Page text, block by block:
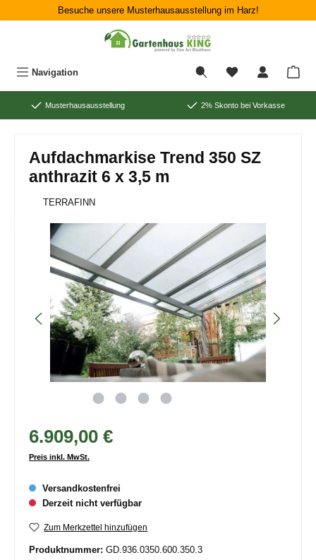
Zum Hauptinhalt springenBesuche unsere Musterhausausstellung im Harz!
Navigation
Musterhausausstellung 2% Skonto bei Vorkasse
Aufdachmarkise Trend 350 SZ
anthrazit 6 x 3,5 m
TERRAFINN
Bildergalerie überspringen
6.909,00 €
Preis inkl. MwSt.
Versandkostenfrei
Derzeit nicht verfügbar
Zum Merkzettel hinzufügen
Produktnummer: GD.936.0350.600.350.3